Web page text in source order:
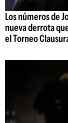
Los números de
nueva derrota
el Torneo